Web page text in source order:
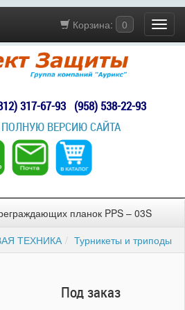
Корзина: 0
317-67-93 (958) 538-22-93
ПОЛНУЮ ВЕРСИЮ САЙТА
планок PPS – 03S
ТЕХНИКА Турникеты и триподы
Под заказ